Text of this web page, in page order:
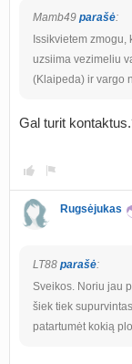
Mamb49 parašė:
Issikvietem
uzsiima vezimeliu
(Klaipeda) ir vargo
Gal turit
Rugsėjukas
LT88 parašė:
Sveikos. Noriu jau
šiek tiek
patartumėt kokią